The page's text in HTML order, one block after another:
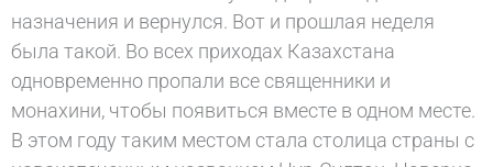
назначения и вернулся. Вот и прошлая неделя
была такой. Во всех приходах Казахстана
одновременно пропали все священники и
монахини, чтобы появиться вместе в одном месте.
В этом году таким местом стала столица страны с